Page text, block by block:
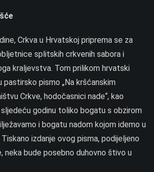
Crkva u Hrvatskoj priprema se za
splitskih crkvenih sabora i
kraljevstva. Tom prilikom hrvatski
pastirsko pismo „Na kršćanskim
Crkve, hodočasnici nade“, kao
godinu toliko bogatu s obzirom
i bogatu nadom kojom idemo u
izdanje ovog pisma, podijeljeno
neka bude posebno duhovno štivo u